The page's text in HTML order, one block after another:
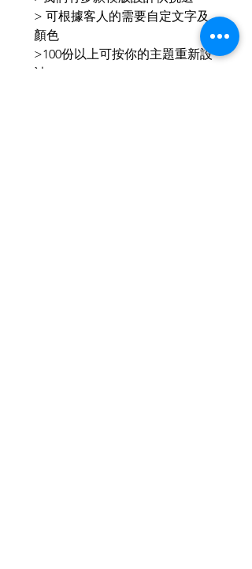
> 可根據客人的需要自定文字及
顏色
>100份以上可按你的主題重新設
計